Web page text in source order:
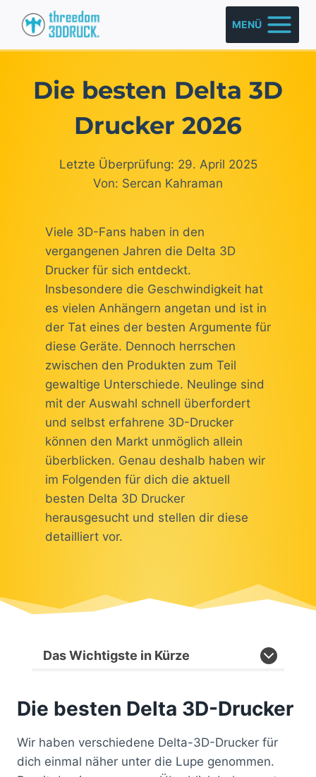
Inhalt
springen
MENÜ
Die besten Delta 3D
Drucker 2026
Letzte Überprüfung: 29. April 2025
Von: Sercan Kahraman
Viele 3D-Fans haben in den
vergangenen Jahren die Delta 3D
Drucker für sich entdeckt.
Insbesondere die Geschwindigkeit hat
es vielen Anhängern angetan und ist in
der Tat eines der besten Argumente für
diese Geräte. Dennoch herrschen
zwischen den Produkten zum Teil
gewaltige Unterschiede. Neulinge sind
mit der Auswahl schnell überfordert
und selbst erfahrene 3D-Drucker
können den Markt unmöglich allein
überblicken. Genau deshalb haben wir
im Folgenden für dich die aktuell
besten Delta 3D Drucker
herausgesucht und stellen dir diese
detailliert vor.
Das Wichtigste in Kürze
Die besten Delta 3D-Drucker
Wir haben verschiedene Delta-3D-Drucker für
dich einmal näher unter die Lupe genommen.